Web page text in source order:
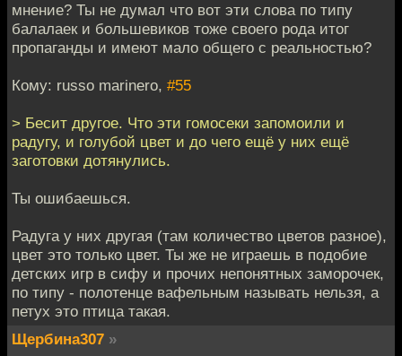
мнение? Ты не думал что вот эти слова по типу
балалаек и большевиков тоже своего рода итог
пропаганды и имеют мало общего с реальностью?
Кому: russo marinero, #55
> Бесит другое. Что эти гомосеки запомоили и
радугу, и голубой цвет и до чего ещё у них ещё
заготовки дотянулись.
Ты ошибаешься.
Радуга у них другая (там количество цветов разное),
цвет это только цвет. Ты же не играешь в подобие
детских игр в сифу и прочих непонятных заморочек,
по типу - полотенце вафельным называть нельзя, а
петух это птица такая.
Щербина307 »